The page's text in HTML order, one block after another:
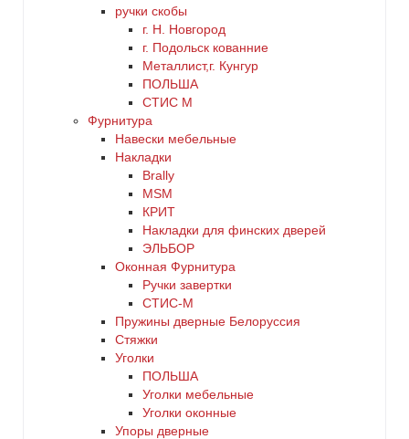
ручки скобы
г. Н. Новгород
г. Подольск кованние
Металлист,г. Кунгур
ПОЛЬША
СТИС М
Фурнитура
Навески мебельные
Накладки
Brally
MSM
КРИТ
Накладки для финских дверей
ЭЛЬБОР
Оконная Фурнитура
Ручки завертки
СТИС-М
Пружины дверные Белоруссия
Стяжки
Уголки
ПОЛЬША
Уголки мебельные
Уголки оконные
Упоры дверные